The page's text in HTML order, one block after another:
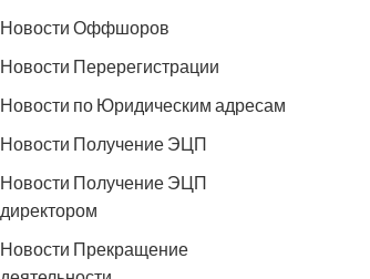
Новости Оффшоров
Новости Перерегистрации
Новости по Юридическим адресам
Новости Получение ЭЦП
Новости Получение ЭЦП
директором
Новости Прекращение